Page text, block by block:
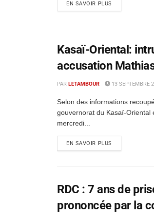
EN SAVOIR PLUS
Kasaï-Oriental:
accusation
PAR LETAMBOUR 13 SEPTEMBRE
Selon des informations
gouvernorat du Kasaï-Oriental
mercredi...
EN SAVOIR PLUS
RDC : 7 ans de
prononcée par la